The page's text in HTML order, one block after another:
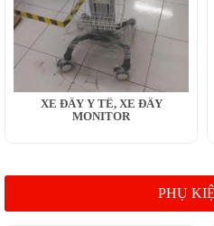
XE ĐẨY Y TẾ, XE ĐẨY
MONITOR
PHỤ